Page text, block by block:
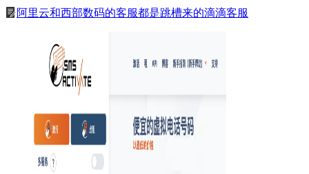
阿里云和西部数码的客服都是跳槽来的滴滴客服